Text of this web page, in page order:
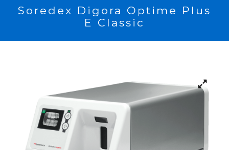
CHI SIAMO
PRODOTTI
CONTATTI
E-SHOP
Soredex Digora Optime Plus
E Classic